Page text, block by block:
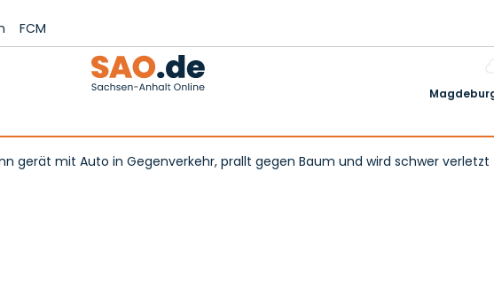
FCM
gerät mit Auto in Gegenverkehr, prallt gegen Baum und wird schwer verletzt